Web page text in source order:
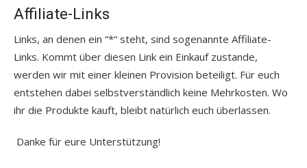
Affiliate-Links
Links, an denen ein “*“ steht, sind sogenannte Affiliate-
Links. Kommt über diesen Link ein Einkauf zustande,
werden wir mit einer kleinen Provision beteiligt. Für euch
entstehen dabei selbstverständlich keine Mehrkosten. Wo
ihr die Produkte kauft, bleibt natürlich euch überlassen.
Danke für eure Unterstützung!